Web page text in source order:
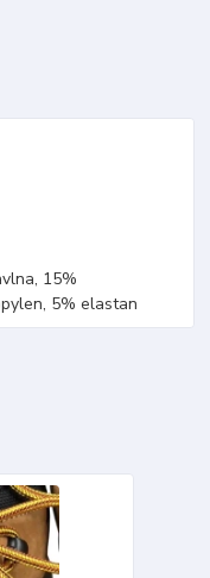
15%
5% elastan